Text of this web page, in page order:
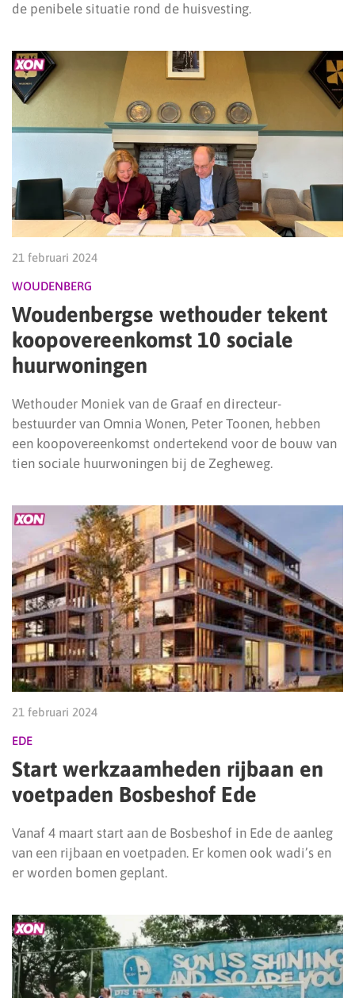
de penibele situatie rond de huisvesting.
21 februari 2024
WOUDENBERG
Woudenbergse wethouder tekent
koopovereenkomst 10 sociale
huurwoningen
Wethouder Moniek van de Graaf en directeur-
bestuurder van Omnia Wonen, Peter Toonen, hebben
een koopovereenkomst ondertekend voor de bouw van
tien sociale huurwoningen bij de Zegheweg.
21 februari 2024
EDE
Start werkzaamheden rijbaan en
voetpaden Bosbeshof Ede
Vanaf 4 maart start aan de Bosbeshof in Ede de aanleg
van een rijbaan en voetpaden. Er komen ook wadi’s en
er worden bomen geplant.